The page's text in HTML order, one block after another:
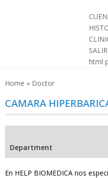
SALIR
html
Home » Doctor
CAMARA
Department
En HELP BIOMEDICA nos